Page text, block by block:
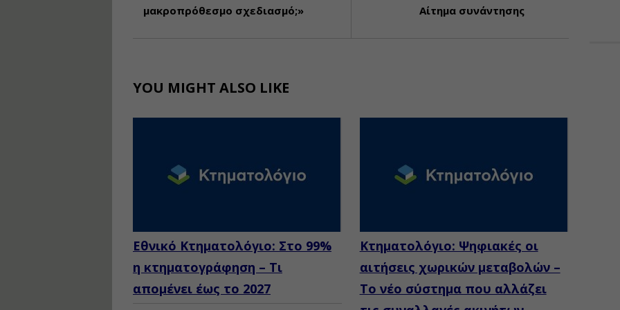
μακροπρόθεσμο σχεδιασμό;»
Αίτημα συνάντησης
YOU MIGHT ALSO LIKE
Εθνικό Κτηματολόγιο: Στο 99%
η κτηματογράφηση – Τι
απομένει έως το 2027
Κτηματολόγιο: Ψηφιακές οι
αιτήσεις χωρικών μεταβολών –
Το νέο σύστημα που αλλάζει